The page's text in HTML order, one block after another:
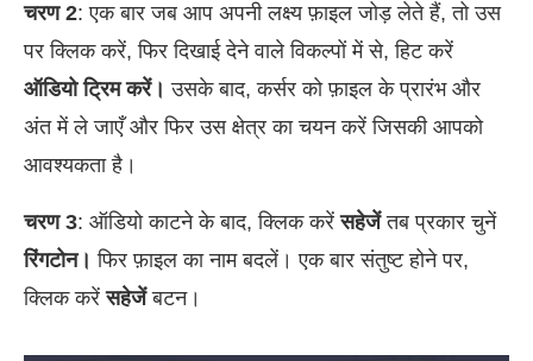
चरण 2: एक बार जब आप अपनी लक्ष्य फ़ाइल जोड़ लेते हैं, तो उस
पर क्लिक करें, फिर दिखाई देने वाले विकल्पों में से, हिट करें
ऑडियो ट्रिम करें। उसके बाद, कर्सर को फ़ाइल के प्रारंभ और
अंत में ले जाएँ और फिर उस क्षेत्र का चयन करें जिसकी आपको
आवश्यकता है।
चरण 3: ऑडियो काटने के बाद, क्लिक करेंसहेजेंतब प्रकार चुनें
रिंगटोन। फिर फ़ाइल का नाम बदलें। एक बार संतुष्ट होने पर,
क्लिक करेंसहेजेंबटन।